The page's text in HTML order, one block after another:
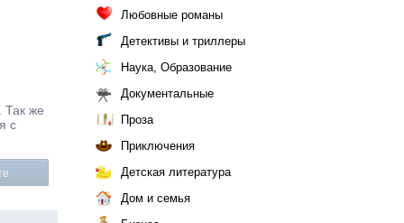
Так же
с
Любовные романы
Детективы и триллеры
Наука, Образование
Документальные
Проза
Приключения
Детская литература
Дом и семья